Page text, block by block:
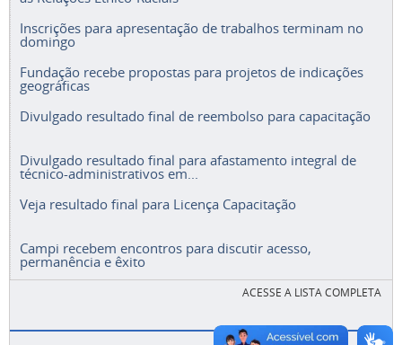
Inscrições para apresentação de trabalhos terminam no
domingo
Fundação recebe propostas para projetos de indicações
geográficas
Divulgado resultado final de reembolso para capacitação
Divulgado resultado final para afastamento integral de
técnico-administrativos em...
Veja resultado final para Licença Capacitação
Campi recebem encontros para discutir acesso,
permanência e êxito
ACESSE A LISTA COMPLETA